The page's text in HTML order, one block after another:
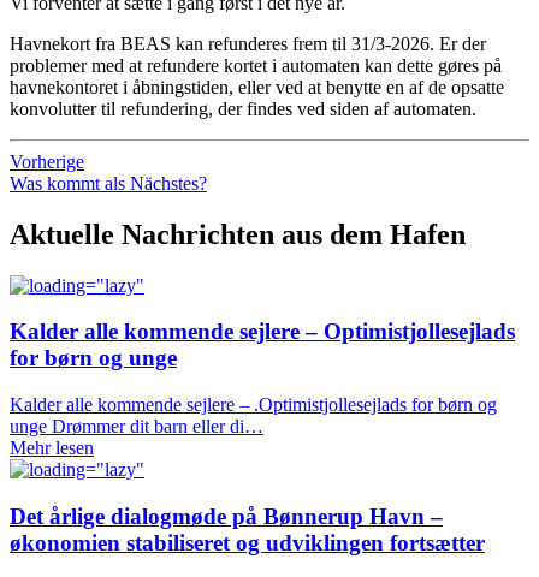
Havnekort fra BEAS kan refunderes frem til 31/3-2026. Er der
problemer med at refundere kortet i automaten kan dette gøres på
havnekontoret i åbningstiden, eller ved at benytte en af de opsatte
konvolutter til refundering, der findes ved siden af automaten.
Vorherige
Was kommt als Nächstes?
Aktuelle Nachrichten aus dem Hafen
Kalder alle kommende sejlere – Optimistjollesejlads
for børn og unge
Kalder alle kommende sejlere – .Optimistjollesejlads for børn og
unge Drømmer dit barn eller di…
Mehr lesen
Det årlige dialogmøde på Bønnerup Havn –
økonomien stabiliseret og udviklingen fortsætter